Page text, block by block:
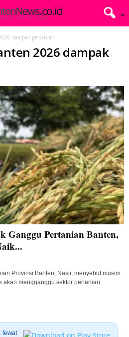
dampak pertanian
2026 dampak
Ganggu Pertanian Banten,
Provinsi Banten, Nasir, menyebut musim
mengganggu sektor pertanian.
lewat